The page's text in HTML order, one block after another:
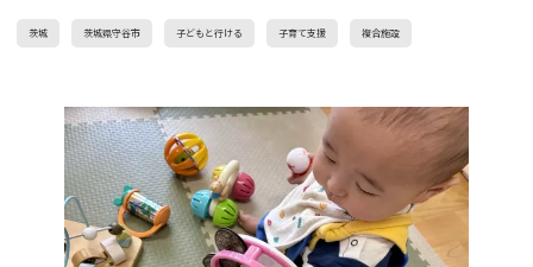
茨城 茨城県守谷市 子どもと行ける 子育て支援 複合施設